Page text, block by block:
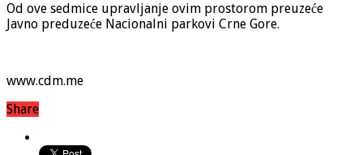
Od ove sedmice upravljanje ovim prostorom preuzeće
Javno preduzeće Nacionalni parkovi Crne Gore.
www.cdm.me
Share